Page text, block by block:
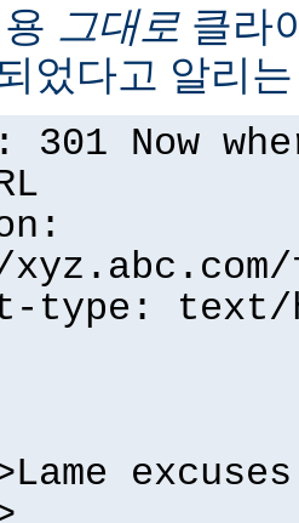
그대로 클라
었다고 알리
301 Now
type: text/